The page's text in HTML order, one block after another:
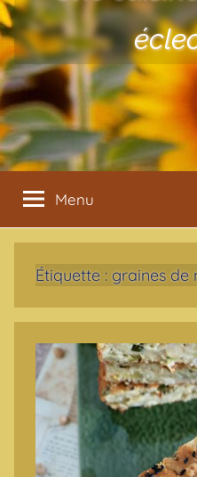
Menu
Étiquette : graines de